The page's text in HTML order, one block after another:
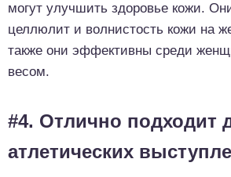
могут улучшить здоровье кожи.
целлюлит и волнистость кожи на
также они эффективны среди
весом.
#4. Отлично подходит
атлетических